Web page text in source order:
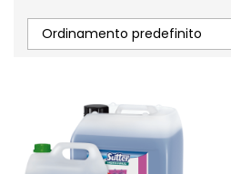
Ordinamento predefinito